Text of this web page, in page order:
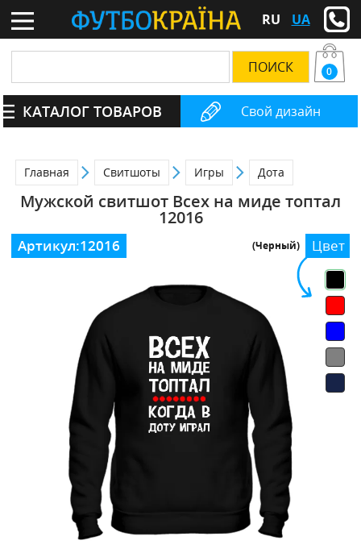
RU UA
Свой дизайн
0
КАТАЛОГ ТОВАРОВ
Главная Свитшоты Игры Дота
Мужской свитшот Всех на миде топтал
12016
Цвет
(Черный)
Артикул:12016